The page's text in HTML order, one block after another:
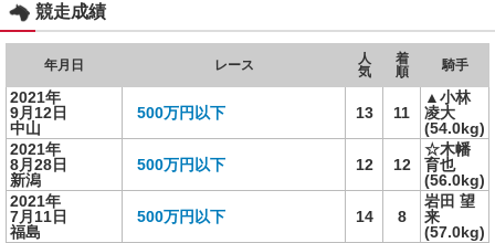
競走成績
年月日 レース
人
気
着
順
騎手
2021年
9月12日
中山
500万円以下 13 11
▲小林
凌大
(54.0kg)
2021年
8月28日
新潟
500万円以下 12 12
☆木幡
育也
(56.0kg)
2021年
7月11日
福島
500万円以下 14 8
岩田 望
来
(57.0kg)